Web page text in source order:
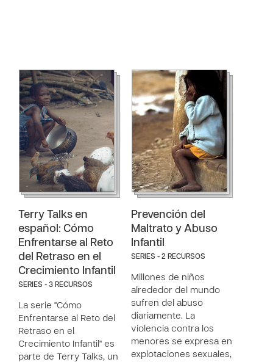
Terry Talks en
español: Cómo
Enfrentarse al Reto
del Retraso en el
Crecimiento Infantil
SERIES - 3 RECURSOS
La serie "Cómo
Enfrentarse al Reto del
Retraso en el
Crecimiento Infantil" es
parte de Terry Talks, un
Prevención del
Maltrato y Abuso
Infantil
SERIES - 2 RECURSOS
Millones de niños
alrededor del mundo
sufren del abuso
diariamente. La
violencia contra los
menores se expresa en
explotaciones sexuales,